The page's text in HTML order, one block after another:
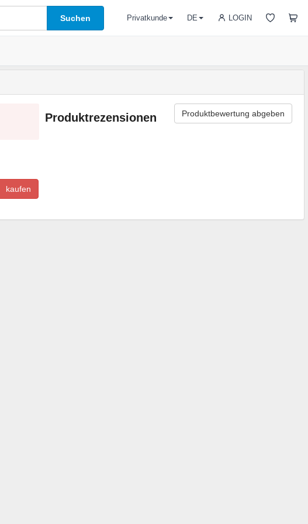
Suchen LOGIN
Privatkunde DE
kaufen
Produktrezensionen Produktbewertung abgeben